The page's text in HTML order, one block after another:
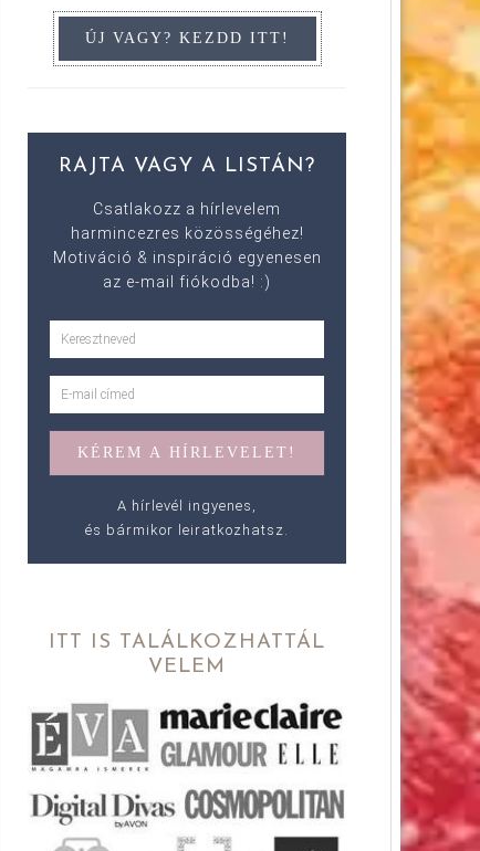
RAJTA VAGY A LISTÁN?
Csatlakozz a hírlevelem
harmincezres közösségéhez!
Motiváció & inspiráció egyenesen
az e-mail fiókodba! :)
A hírlevél ingyenes,
és bármikor leiratkozhatsz.
ITT IS TALÁLKOZHATTÁL
VELEM